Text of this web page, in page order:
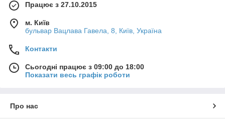
Працює з 27.10.2015
м. Київ
бульвар Вацлава Гавела, 8, Київ, Україна
Контакти
Сьогодні працює з 09:00 до 18:00
Показати весь графік роботи
Про нас